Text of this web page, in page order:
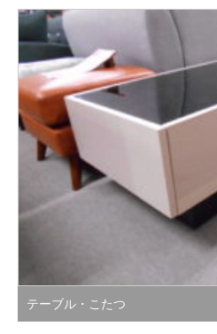
テーブル・こたつ